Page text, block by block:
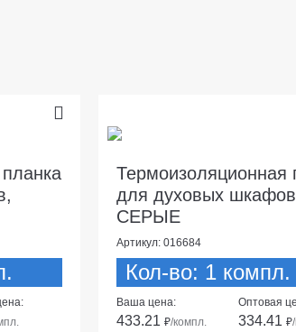
Термоизоляционная
для духовых
СЕРЫЕ
Артикул: 016684
Кол-во: 1 компл.
Ваша цена:
433.21 ₽/компл.
Оптовая
334.41₽